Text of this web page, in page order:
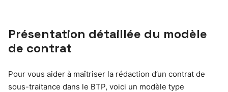
Présentation détaillée du modèle
de contrat
Pour vous aider à maîtriser la rédaction d’un contrat de
sous-traitance dans le BTP, voici un modèle type